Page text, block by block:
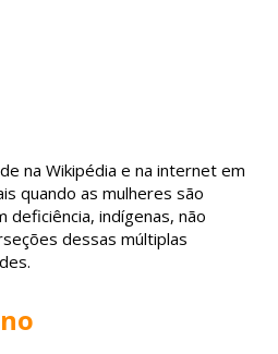
na Wikipédia e na internet em
quando as mulheres são
deficiência, indígenas, não
dessas múltiplas